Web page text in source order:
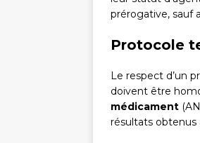
prérogative, sauf
Protocole
Le respect d’un
doivent être
médicament
résultats obtenus